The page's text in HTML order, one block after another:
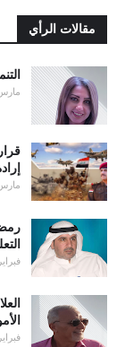
مقالات الرأي
مارس 29,
مارس 26,
فبراير 23, 2026
فبراير 23, 2026